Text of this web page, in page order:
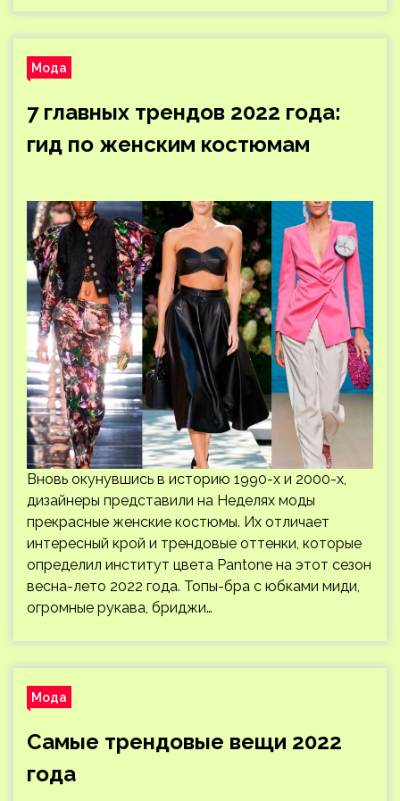
Мода
7 главных трендов 2022 года:
гид по женским костюмам
Вновь окунувшись в историю 1990-х и 2000-х,
дизайнеры представили на Неделях моды
прекрасные женские костюмы. Их отличает
интересный крой и трендовые оттенки, которые
определил институт цвета Pantone на этот сезон
весна-лето 2022 года. Топы-бра с юбками миди,
огромные рукава, бриджи…
Мода
Самые трендовые вещи 2022
года